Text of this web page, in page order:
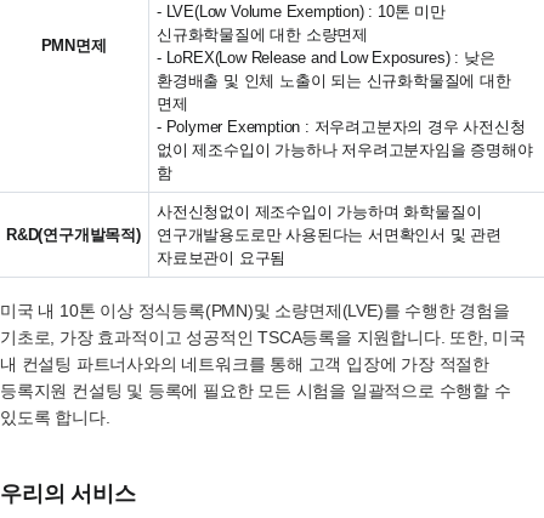
PMN면제
- LVE(Low Volume Exemption) : 10톤 미만
신규화학물질에 대한 소량면제
- LoREX(Low Release and Low Exposures) : 낮은
환경배출 및 인체 노출이 되는 신규화학물질에 대한
면제
- Polymer Exemption : 저우려고분자의 경우 사전신청
없이 제조수입이 가능하나 저우려고분자임을 증명해야
함
R&D(연구개발목적)
사전신청없이 제조수입이 가능하며 화학물질이
연구개발용도로만 사용된다는 서면확인서 및 관련
자료보관이 요구됨
미국 내 10톤 이상 정식등록(PMN)및 소량면제(LVE)를 수행한 경험을
기초로, 가장 효과적이고 성공적인 TSCA등록을 지원합니다. 또한, 미국
내 컨설팅 파트너사와의 네트워크를 통해 고객 입장에 가장 적절한
등록지원 컨설팅 및 등록에 필요한 모든 시험을 일괄적으로 수행할 수
있도록 합니다.
우리의 서비스